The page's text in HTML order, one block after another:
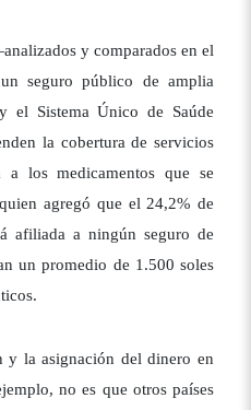
y comparados en el
seguro público de amplia
el Sistema Único de Saúde
la cobertura de servicios
los medicamentos que se
agregó que el 24,2% de
afiliada a ningún seguro de
un promedio de 1.500 soles
y la asignación del dinero en
no es que otros países